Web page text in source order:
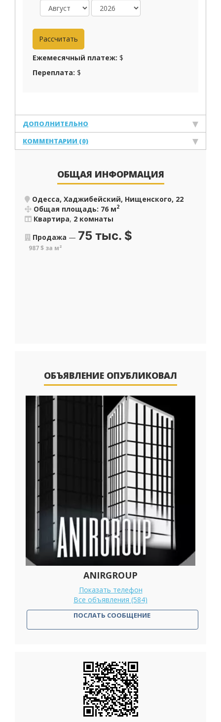
Ежемесячный платеж: $
Переплата: $
ДОПОЛНИТЕЛЬНО
КОММЕНТАРИИ (0)
ОБЩАЯ ИНФОРМАЦИЯ
Одесса, Хаджибейский, Нищенского, 22
Общая площадь: 76 м2
Квартира, 2 комнаты
Продажа — 75 тыс. $
987 $ за м²
ОБЪЯВЛЕНИЕ ОПУБЛИКОВАЛ
ANIRGROUP
Показать телефон
Все объявления (584)
ПОСЛАТЬ СООБЩЕНИЕ